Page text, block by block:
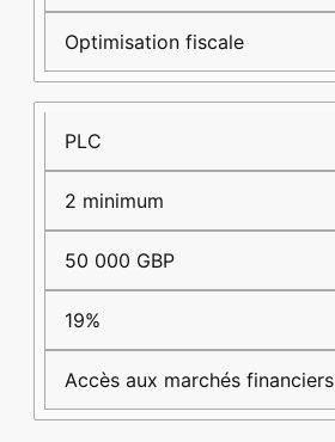
Optimisation fiscale
PLC
2 minimum
50 000 GBP
19%
Accès aux marchés financiers